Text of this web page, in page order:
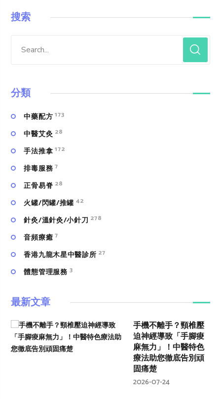
搜索
分類
中藥配方 173
中醫艾灸 28
手法推拿 172
排毒服務 7
正骨易脊 28
火罐/閃罐/推罐 42
針灸/溫針灸/小針刀 278
⾳頻療癒 7
香港九龍木星中醫診所 27
體態管理服務 3
最新文章
手機不離手？頸椎壓
迫神經導致「手腳痠
麻無力」！中醫特色
療法助您徹底告別頑
固痛楚
2026-07-24